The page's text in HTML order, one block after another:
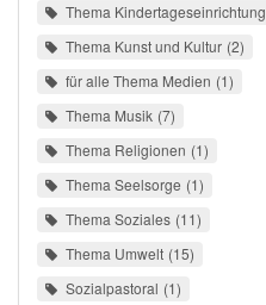
Thema Kindertageseinrichtung
Thema Kunst und Kultur 2
für alle Thema Medien 1
Thema Musik 7
Thema Religionen 1
Thema Seelsorge 1
Thema Soziales 11
Thema Umwelt 15
Sozialpastoral 1